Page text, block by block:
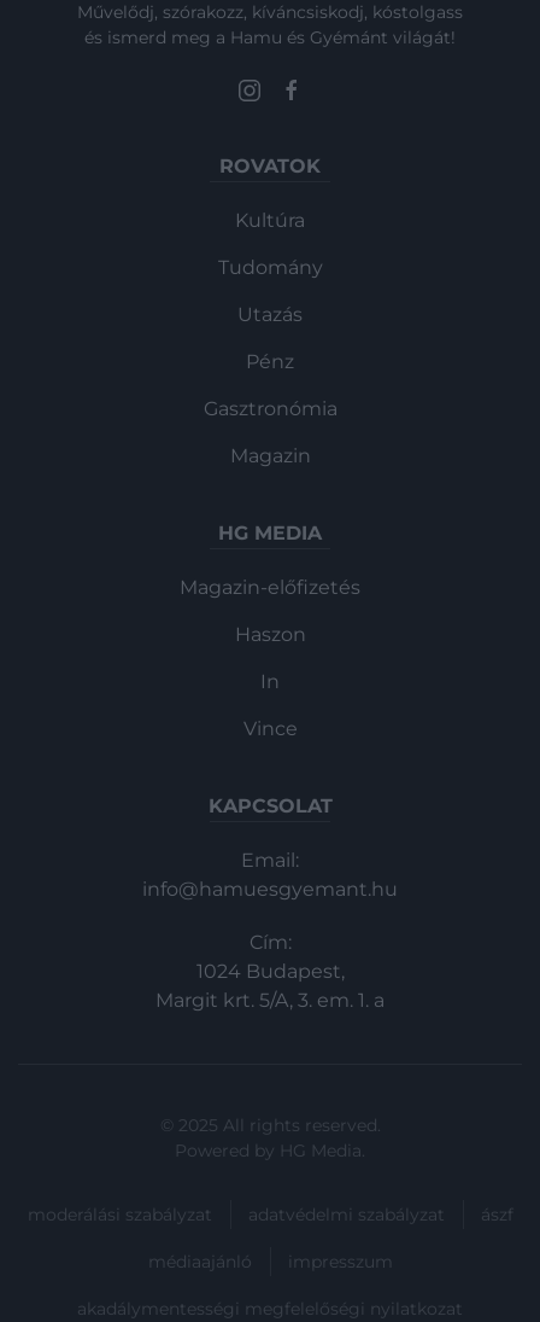
Művelődj, szórakozz, kíváncsiskodj, kóstolgass
és ismerd meg a Hamu és Gyémánt világát!
ROVATOK
Kultúra
Tudomány
Utazás
Pénz
Gasztronómia
Magazin
HG MEDIA
Magazin-előfizetés
Haszon
In
Vince
KAPCSOLAT
Email:
info@hamuesgyemant.hu
Cím:
1024 Budapest,
Margit krt. 5/A, 3. em. 1. a
© 2025 All rights reserved.
Powered by HG Media.
moderálási szabályzat adatvédelmi szabályzat ászf
médiaajánló impresszum
akadálymentességi megfelelőségi nyilatkozat